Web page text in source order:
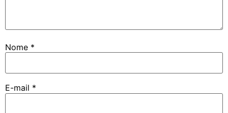
Nome *
E-mail *